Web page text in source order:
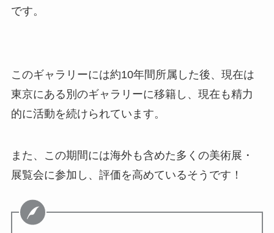
です。
このギャラリーには約10年間所属した後、現在は
東京にある別のギャラリーに移籍し、現在も精力
的に活動を続けられています。
また、この期間には海外も含めた多くの美術展・
展覧会に参加し、評価を高めているそうです！